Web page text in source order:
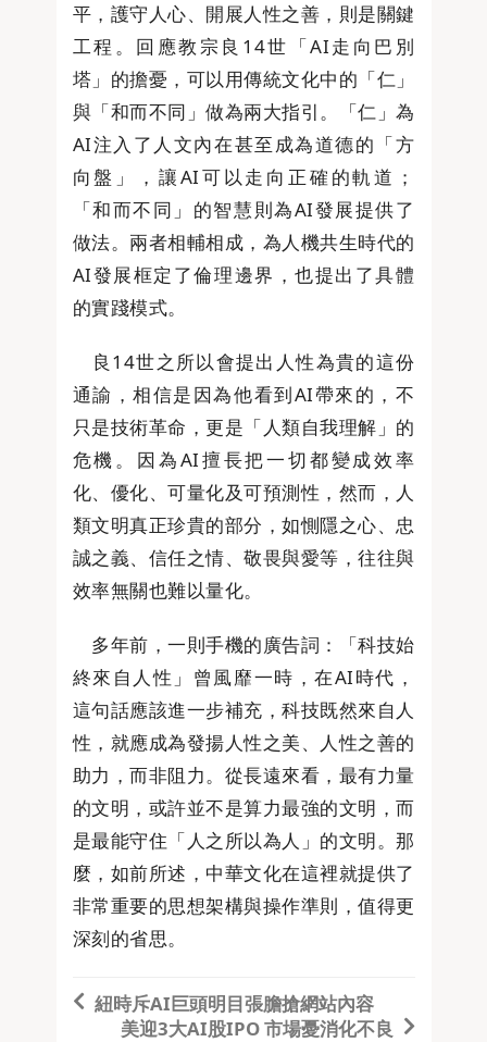
平，護守人心、開展人性之善，則是關鍵
工程。回應教宗良14世「AI走向巴別
塔」的擔憂，可以用傳統文化中的「仁」
與「和而不同」做為兩大指引。「仁」為
AI注入了人文內在甚至成為道德的「方
向盤」，讓AI可以走向正確的軌道；
「和而不同」的智慧則為AI發展提供了
做法。兩者相輔相成，為人機共生時代的
AI發展框定了倫理邊界，也提出了具體
的實踐模式。
良14世之所以會提出人性為貴的這份
通諭，相信是因為他看到AI帶來的，不
只是技術革命，更是「人類自我理解」的
危機。因為AI擅長把一切都變成效率
化、優化、可量化及可預測性，然而，人
類文明真正珍貴的部分，如惻隱之心、忠
誠之義、信任之情、敬畏與愛等，往往與
效率無關也難以量化。
多年前，一則手機的廣告詞：「科技始
終來自人性」曾風靡一時，在AI時代，
這句話應該進一步補充，科技既然來自人
性，就應成為發揚人性之美、人性之善的
助力，而非阻力。從長遠來看，最有力量
的文明，或許並不是算力最強的文明，而
是最能守住「人之所以為人」的文明。那
麼，如前所述，中華文化在這裡就提供了
非常重要的思想架構與操作準則，值得更
深刻的省思。
紐時斥AI巨頭明目張膽搶網站內容
美迎3大AI股IPO 市場憂消化不良